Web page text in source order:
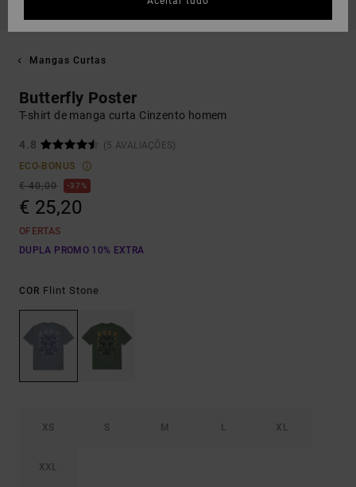
Mangas Curtas
Butterfly Poster
T-shirt de manga curta Cinzento homem
4.8
(5 AVALIAÇÕES)
ECO-BONUS
€ 40,00
37%
€ 25,20
OFERTAS
DUPLA PROMO 10% EXTRA
COR Flint Stone
XS S M L XL
XXL